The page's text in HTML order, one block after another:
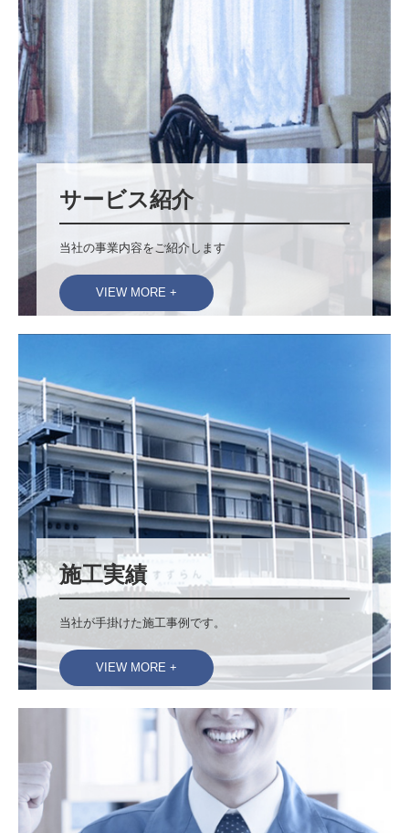
サービス紹介
当社の事業内容をご紹介します
VIEW MORE +
施工実績
当社が手掛けた施工事例です。
VIEW MORE +